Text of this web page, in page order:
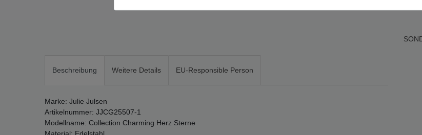
Beschreibung Weitere Details EU-Responsible Person
Marke: Julie Julsen
Artikelnummer: JJCG25507-1
Modellname: Collection Charming Herz Sterne